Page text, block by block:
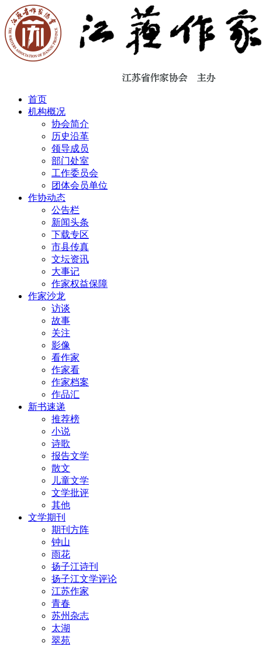
首页
机构概况
协会简介
历史沿革
领导成员
部门处室
工作委员会
团体会员单位
作协动态
公告栏
新闻头条
下载专区
市县传真
文坛资讯
大事记
作家权益保障
作家沙龙
访谈
故事
关注
影像
看作家
作家看
作家档案
作品汇
新书速递
推荐榜
小说
诗歌
报告文学
散文
儿童文学
文学批评
其他
文学期刊
期刊方阵
钟山
雨花
扬子江诗刊
扬子江文学评论
江苏作家
青春
苏州杂志
太湖
翠苑